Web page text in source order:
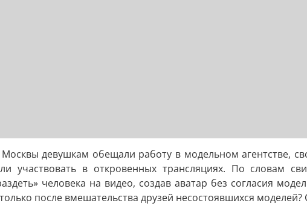
девушкам обещали работу в модельном агентстве,
участвовать в откровенных трансляциях. По словам
человека на видео, создав аватар без согласия
после вмешательства друзей несостоявшихся